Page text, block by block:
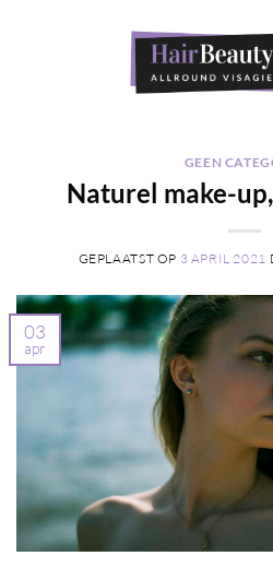
GEEN
Naturel make-
GEPLAATST OP 3 APRIL 2021
03
apr